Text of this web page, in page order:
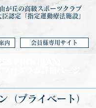
が丘の高級スポーツクラブ
認定「指定運動療法施設」
内 会員様専用サイト
（プライベート）